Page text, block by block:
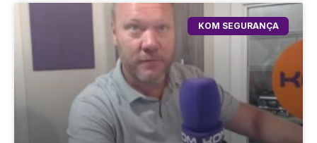
KOM SEGURANÇA